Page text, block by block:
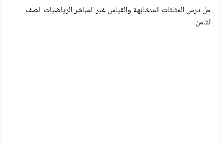
حل درس المثلثات المتشابهة والقياس غير المباشر الرياضيات الصف
الثامن